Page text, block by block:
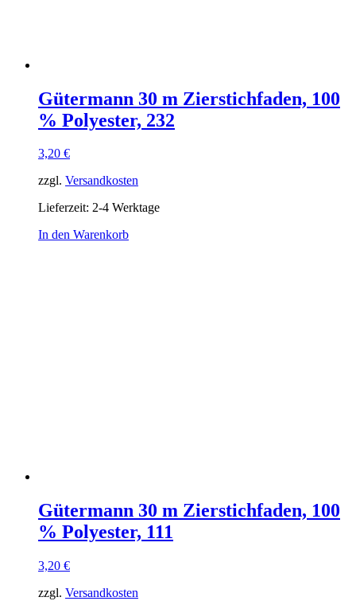
Gütermann 30 m Zierstichfaden, 100
% Polyester, 232
3,20 €
zzgl. Versandkosten
Lieferzeit: 2-4 Werktage
In den Warenkorb
Gütermann 30 m Zierstichfaden, 100
% Polyester, 111
3,20 €
zzgl. Versandkosten